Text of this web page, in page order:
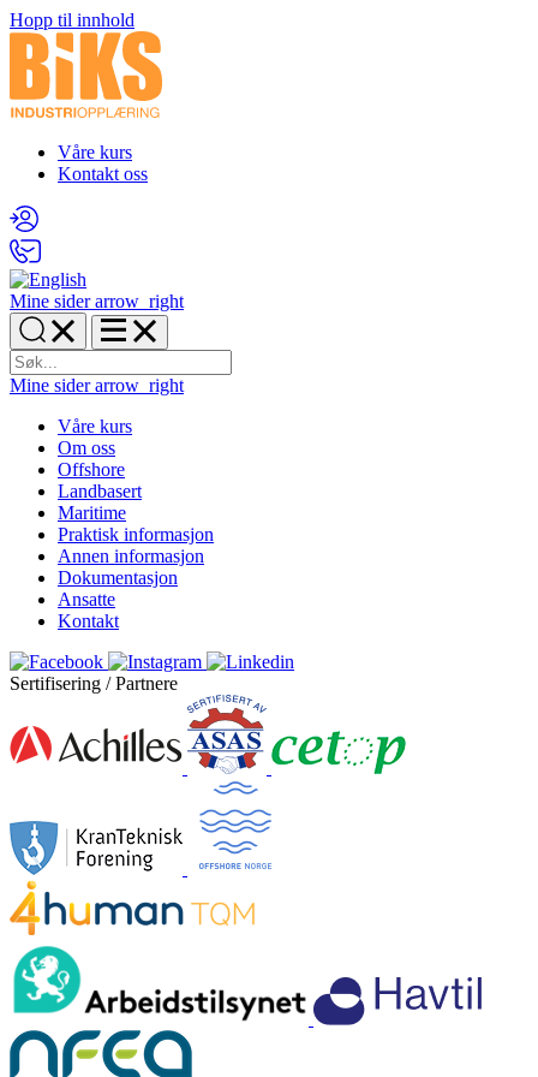
Hopp til innhold
Våre kurs
Kontakt oss
Mine sider arrow_right
Mine sider arrow_right
Våre kurs
Om oss
Offshore
Landbasert
Maritime
Praktisk informasjon
Annen informasjon
Dokumentasjon
Ansatte
Kontakt
Sertifisering / Partnere